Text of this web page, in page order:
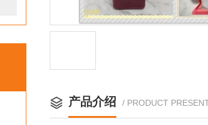
产品介绍 / PRODUCT